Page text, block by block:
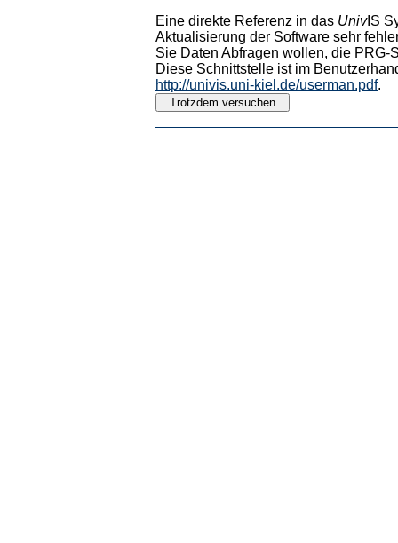
Eine direkte Referenz in das UnivIS
Aktualisierung der Software sehr
Sie Daten Abfragen wollen, die PRG-
Diese Schnittstelle ist im
http://univis.uni-kiel.de/userman.pdf.